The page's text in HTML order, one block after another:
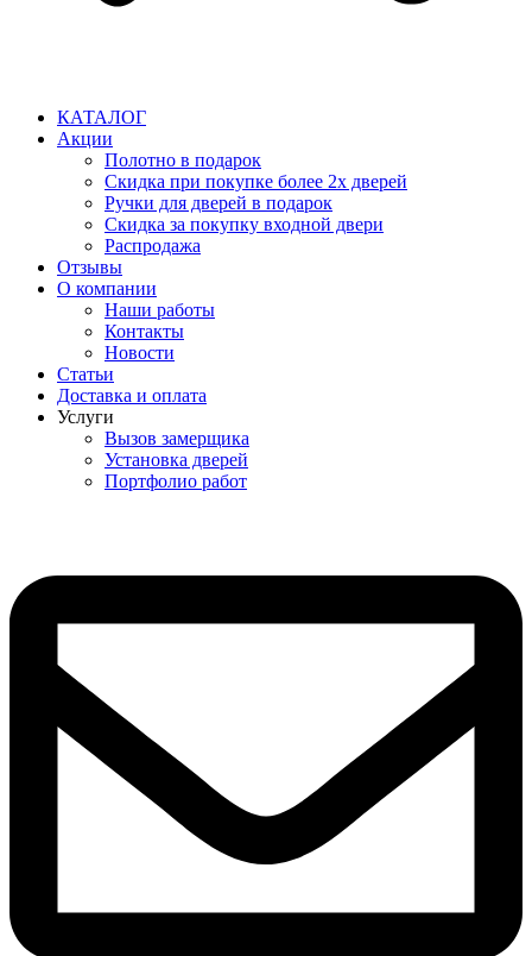
КАТАЛОГ
Акции
Полотно в подарок
Скидка при покупке более 2х дверей
Ручки для дверей в подарок
Скидка за покупку входной двери
Распродажа
Отзывы
О компании
Наши работы
Контакты
Новости
Статьи
Доставка и оплата
Услуги
Вызов замерщика
Установка дверей
Портфолио работ